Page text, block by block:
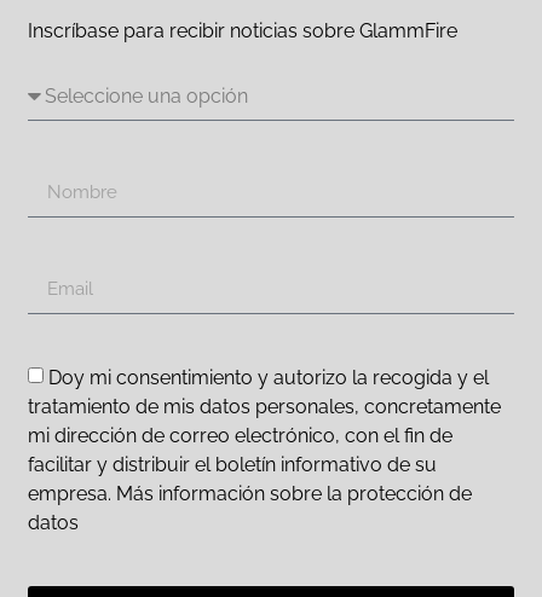
Inscríbase para recibir noticias sobre GlammFire
Doy mi consentimiento y autorizo la recogida y el
tratamiento de mis datos personales, concretamente
mi dirección de correo electrónico, con el fin de
facilitar y distribuir el boletín informativo de su
empresa. Más información sobre la protección de
datos